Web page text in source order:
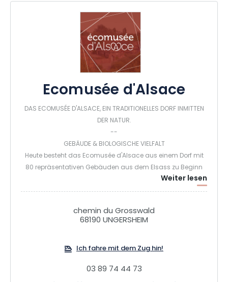
Ecomusée d'Alsace
DAS ECOMUSÉE D'ALSACE, EIN TRADITIONELLES DORF INMITTEN
DER NATUR.
--
GEBÄUDE & BIOLOGISCHE VIELFALT
Heute besteht das Ecomusée d'Alsace aus einem Dorf mit
80 repräsentativen Gebäuden aus dem Elsass zu Beginn
des 20. Jahrhunderts, die alle aus ihren Heimatgemeinden
demontiert und im Museum wieder aufgebaut wurden.
4 markierte Wanderwege, auf denen Sie die Artenvielfalt
Seien Sie neugierig! Öffnen Sie die Tür jedes Hauses, um die
Inneres, eine Ausstellung, eine Handwerkerwerkstatt oder
Weiter lesen
chemin du Grosswald
68190 UNGERSHEIM
Ich fahre mit dem Zug hin!
03 89 74 44 73